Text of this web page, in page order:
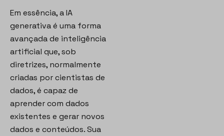
Em essência, a IA
generativa é uma forma
avançada de inteligência
artificial que, sob
diretrizes, normalmente
criadas por cientistas de
dados, é capaz de
aprender com dados
existentes e gerar novos
dados e conteúdos. Sua